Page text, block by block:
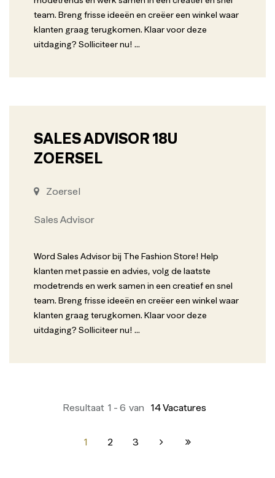
team. Breng frisse ideeën en creëer een winkel waar
klanten graag terugkomen. Klaar voor deze
uitdaging? Solliciteer nu! ...
SALES ADVISOR 18U
ZOERSEL
Zoersel
Sales Advisor
Word Sales Advisor bij The Fashion Store! Help
klanten met passie en advies, volg de laatste
modetrends en werk samen in een creatief en snel
team. Breng frisse ideeën en creëer een winkel waar
klanten graag terugkomen. Klaar voor deze
uitdaging? Solliciteer nu! ...
Resultaat 1 - 6 van 14Vacatures
1 2 3